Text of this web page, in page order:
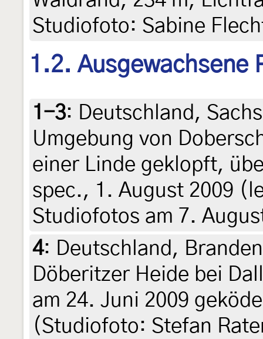
Studiofoto: Sabine
1.2. Ausgewachsene
1-3: Deutschland,
Umgebung von
einer Linde geklopft,
spec., 1. August 2009
Studiofotos am 7.
4: Deutschland,
Döberitzer Heide bei
am 24. Juni 2009
(Studiofoto: Stefan